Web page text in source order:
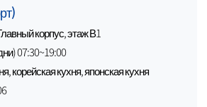
корпус, этаж В1
07:30~19:00
корейская кухня, японская кухня